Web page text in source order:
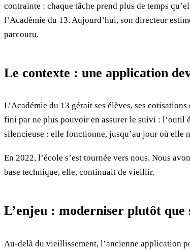
contrainte : chaque tâche prend plus de temps
l’Académie du 13. Aujourd’hui, son directeur
parcouru.
Le contexte : une application
L’Académie du 13 gérait ses élèves, ses
fini par ne plus pouvoir en assurer le suivi : l’outil
silencieuse : elle fonctionne, jusqu’au jour où elle
En 2022, l’école s’est tournée vers nous. Nous
base technique, elle, continuait de vieillir.
L’enjeu : moderniser plutôt que
Au-delà du vieillissement, l’ancienne application